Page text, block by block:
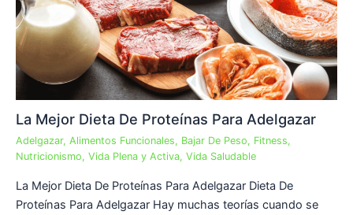
La Mejor Dieta De Proteínas Para Adelgazar
Adelgazar, Alimentos Funcionales, Bajar De Peso, Fitness,
Nutricionismo, Vida Plena y Activa, Vida Saludable
La Mejor Dieta De Proteínas Para Adelgazar Dieta De
Proteínas Para Adelgazar Hay muchas teorías cuando se